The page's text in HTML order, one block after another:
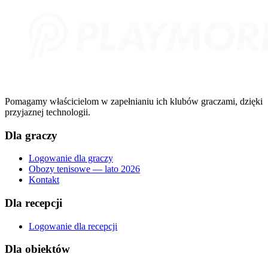
Pomagamy właścicielom w zapełnianiu ich klubów graczami, dzięki
przyjaznej technologii.
Dla graczy
Logowanie dla graczy
Obozy tenisowe — lato 2026
Kontakt
Dla recepcji
Logowanie dla recepcji
Dla obiektów